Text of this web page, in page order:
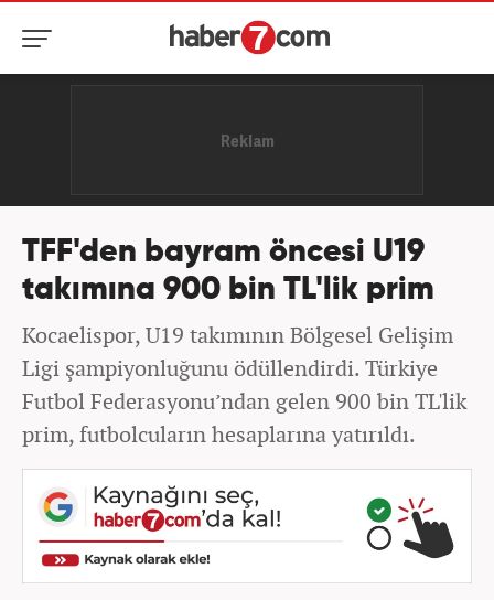
TFF'den bayram öncesi U19
takımına 900 bin TL'lik prim
Kocaelispor, U19 takımının Bölgesel Gelişim
Ligi şampiyonluğunu ödüllendirdi. Türkiye
Futbol Federasyonu’ndan gelen 900 bin TL'lik
prim, futbolcuların hesaplarına yatırıldı.